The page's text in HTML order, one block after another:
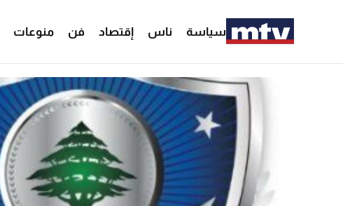
سياسة ناس إقتصاد فن منوعات